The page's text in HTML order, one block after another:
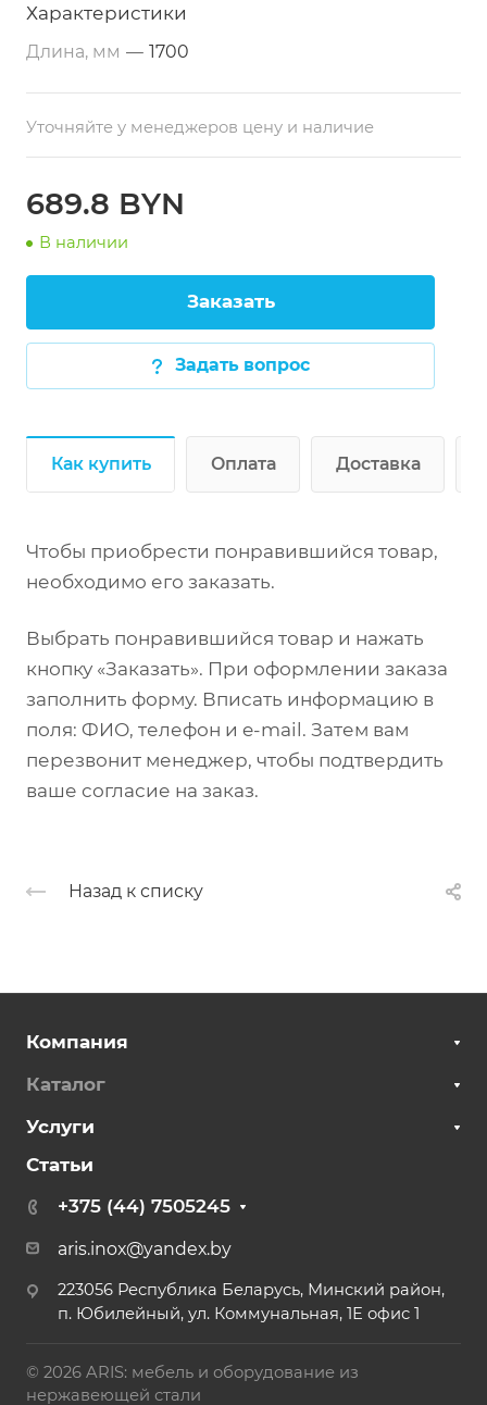
нержавеющей стали
Размеры:
1700х800х860 мм
Тип по назначению:разделочный
Расположение:пристенный
(нержавеющая сталь)
Характеристики
Длина, мм — 1700
Уточняйте у менеджеров цену и наличие
689.8 BYN
В наличии
Заказать
Задать вопрос
Как купить Оплата Доставка
Чтобы приобрести понравившийся товар,
необходимо его заказать.
Выбрать понравившийся товар и нажать
кнопку «Заказать». При оформлении заказа
заполнить форму. Вписать информацию в
поля: ФИО, телефон и e-mail. Затем вам
перезвонит менеджер, чтобы подтвердить
ваше согласие на заказ.
Назад к списку
Компания
Каталог
Услуги
Статьи
+375 (44) 7505245
aris.inox@yandex.by
223056 Республика Беларусь, Минский район,
п. Юбилейный, ул. Коммунальная, 1Е офис 1
© 2026 ARIS: мебель и оборудование из
нержавеющей стали